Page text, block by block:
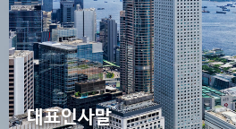
대표인사말